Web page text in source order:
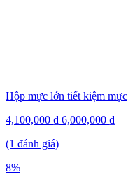
Hộp mực lớn tiết kiệm mực
4,100,000 ₫ 6,000,000 ₫
(1 đánh giá)
8%